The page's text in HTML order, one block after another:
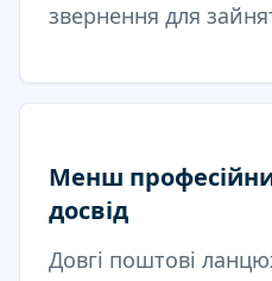
звернення для
Менш
досвід
Довгі поштові